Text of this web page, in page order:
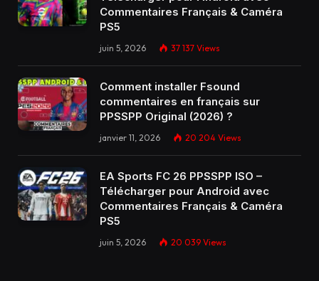
Commentaires Français & Caméra
PS5
juin 5, 2026 37 137 Views
Comment installer Fsound
commentaires en français sur
PPSSPP Original (2026) ?
janvier 11, 2026 20 204 Views
EA Sports FC 26 PPSSPP ISO –
Télécharger pour Android avec
Commentaires Français & Caméra
PS5
juin 5, 2026 20 039 Views